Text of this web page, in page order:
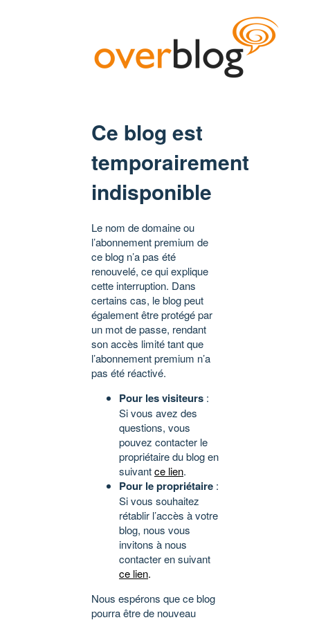
Ce blog est
temporairement
indisponible
Le nom de domaine ou
l’abonnement premium de
ce blog n’a pas été
renouvelé, ce qui explique
cette interruption. Dans
certains cas, le blog peut
également être protégé par
un mot de passe, rendant
son accès limité tant que
l’abonnement premium n’a
pas été réactivé.
Pour les visiteurs :
Si vous avez des
questions, vous
pouvez contacter le
propriétaire du blog en
suivantce lien.
Pour le propriétaire :
Si vous souhaitez
rétablir l’accès à votre
blog, nous vous
invitons à nous
contacter en suivant
ce lien.
Nous espérons que ce blog
pourra être de nouveau